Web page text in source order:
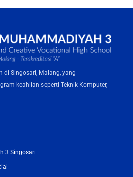
di Singosari, Malang, yang
keahlian seperti Teknik Komputer,
3 Singosari